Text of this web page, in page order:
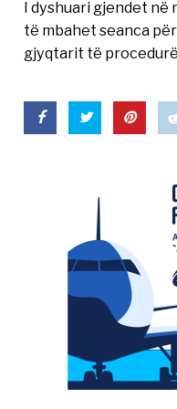
I dyshuari gjendet në
të mbahet seanca
gjyqtarit të